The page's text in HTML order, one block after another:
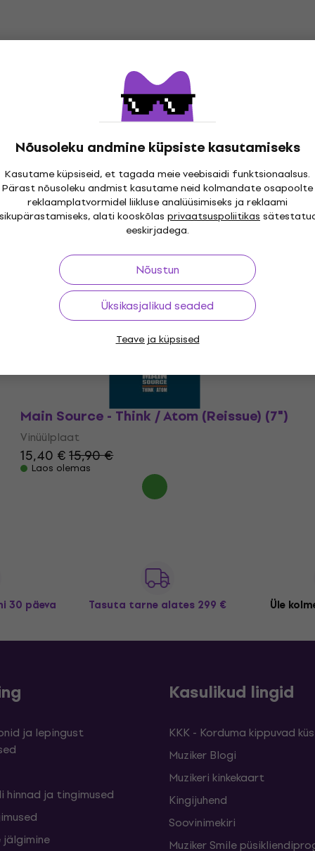
Nõusoleku andmine küpsiste kasutamiseks
Kasutame küpsiseid, et tagada meie veebisaidi funktsionaalsus.
Pärast nõusoleku andmist kasutame neid kolmandate osapoolte
reklaamplatvormidel liikluse analüüsimiseks ja reklaami
alati kooskõlas privaatsuspoliitikas
eeskirjadega.
Nõustun
Üksikasjalikud seaded
Teave ja küpsised
Main Source - Think / Atom (Reissue) (7")
Vinüülplaat
15,40 €15,90 €
Laos olemas
30 päeva Tasuta tarne alates 299 € Üle
ja lepingust
hinnad ja tingimused
Kasulikud lingid
KKK - Korduma kippuvad
Muziker Blogi
Muzikeri kinkekaart
Kingijuhend
Soovinimekiri
Muziker Smile